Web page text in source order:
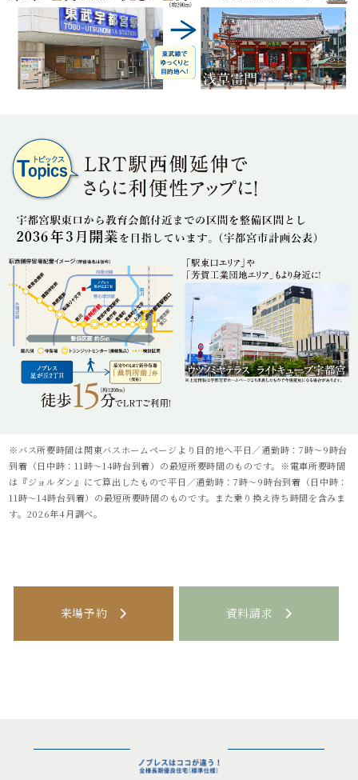
※バス所要時間は関東バスホームページより目的地へ平日／通勤時：7時～9時台
到着（日中時：11時～14時台到着）の最短所要時間のものです。※電車所要時間
は『ジョルダン』にて算出したもので平日／通勤時：7時～9時台到着（日中時：
11時～14時台到着）の最短所要時間のものです。また乗り換え待ち時間を含みま
す。2026年4月調べ。
来場予約 資料請求